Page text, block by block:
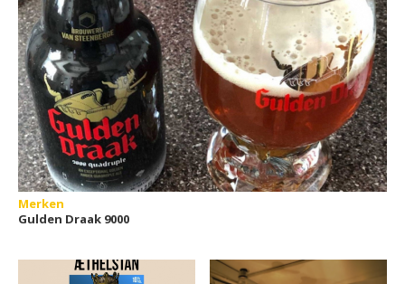
Merken
Gulden Draak 9000